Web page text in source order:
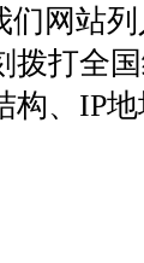
们网站
打全
构、IP